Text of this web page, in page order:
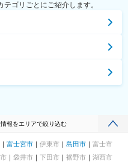
ゴリごとにご紹介します。
報をエリアで絞り込む
富士宮市 伊東市 島田市
富士市
袋井市 下田市 裾野市
湖西市